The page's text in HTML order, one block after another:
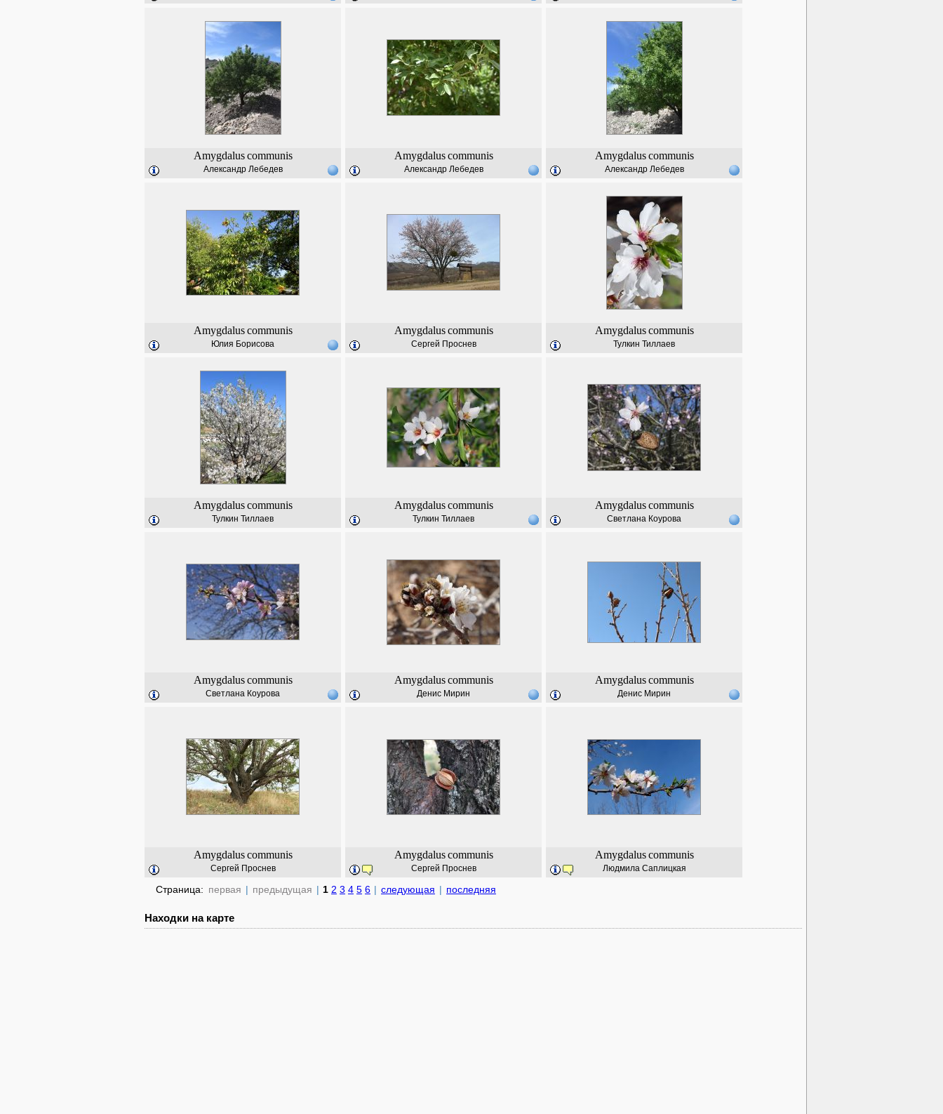
Amygdalus communis
Александр Лебедев
Amygdalus communis
Александр Лебедев
Amygdalus communis
Александр Лебедев
Amygdalus communis
Юлия Борисова
Amygdalus communis
Сергей Проснев
Amygdalus communis
Тулкин Тиллаев
Amygdalus communis
Тулкин Тиллаев
Amygdalus communis
Тулкин Тиллаев
Amygdalus communis
Светлана Коурова
Amygdalus communis
Светлана Коурова
Amygdalus communis
Денис Мирин
Amygdalus communis
Денис Мирин
Amygdalus communis
Сергей Проснев
Amygdalus communis
Сергей Проснев
Amygdalus communis
Людмила Саплицкая
Страница: первая | предыдущая | 1 2 3 4 5 6 | следующая | последняя
Находки на карте